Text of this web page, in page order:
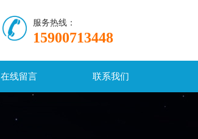
服务热线：
15900713448
在线留言 联系我们